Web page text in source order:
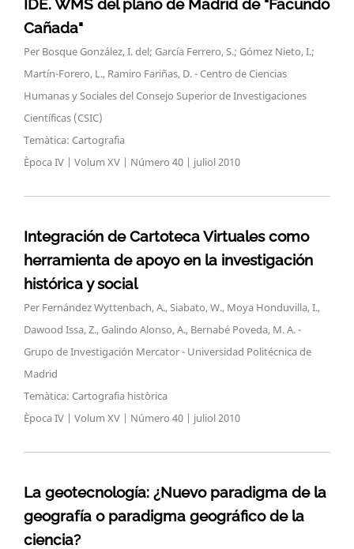
IDE. WMS del plano de Madrid de "Facundo
Cañada"
Per Bosque González, I. del; García Ferrero, S.; Gómez Nieto, I.;
Martín-Forero, L., Ramiro Fariñas, D. - Centro de Ciencias
Humanas y Sociales del Consejo Superior de Investigaciones
Científicas (CSIC)
Temàtica: Cartografia
Època IV | Volum XV | Número 40 | juliol 2010
Integración de Cartoteca Virtuales como
herramienta de apoyo en la investigación
histórica y social
Per Fernández Wyttenbach, A., Siabato, W., Moya Honduvilla, I.,
Dawood Issa, Z., Galindo Alonso, A., Bernabé Poveda, M. A. -
Grupo de Investigación Mercator - Universidad Politécnica de
Madrid
Temàtica: Cartografia històrica
Època IV | Volum XV | Número 40 | juliol 2010
La geotecnología: ¿Nuevo paradigma de la
geografía o paradigma geográfico de la
ciencia?